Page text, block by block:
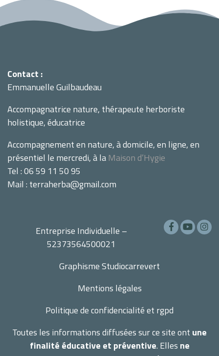
Contact :
Emmanuelle Guilbaudeau
Accompagnatrice nature, thérapeute herboriste
holistique, éducatrice
Accompagnement en nature, à domicile, en ligne, en
présentiel le mercredi, à la Maison d’Hygie
Tel : 06 59 11 50 95
Mail : terraherba@gmail.com
Entreprise Individuelle –
52373564500021
GraphismeStudiocarrevert
Mentions légales
Politique de confidencialité et rgpd
Toutes les informations diffusées sur ce site ont une
finalité éducative et préventive. Elles ne